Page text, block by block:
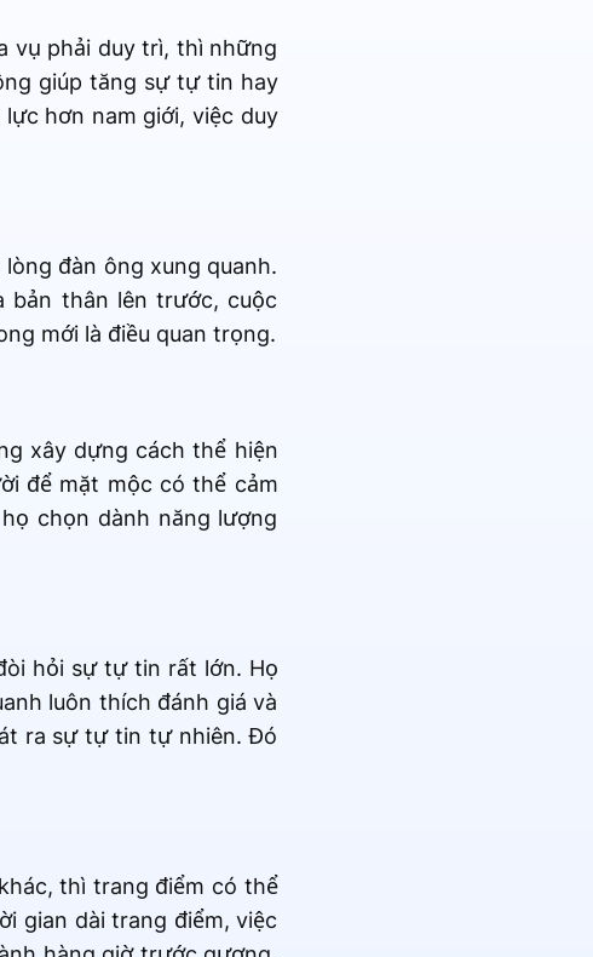
vụ phải duy trì, thì những
giúp tăng sự tự tin hay
hơn nam giới, việc duy
đàn ông xung quanh.
bản thân lên trước, cuộc
mới là điều quan trọng.
xây dựng cách thể hiện
để mặt mộc có thể cảm
chọn dành năng lượng
hỏi sự tự tin rất lớn. Họ
luôn thích đánh giá và
ra sự tự tin tự nhiên. Đó
thì trang điểm có thể
gian dài trang điểm, việc